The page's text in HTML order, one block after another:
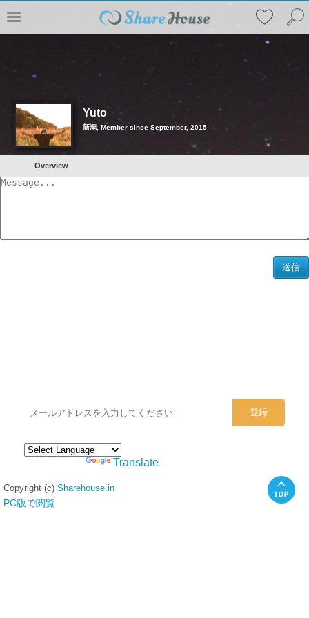
Yuto
新潟, Member since September, 2015
Overview
Translate
Copyright (c) Sharehouse.in
PC版で閲覧